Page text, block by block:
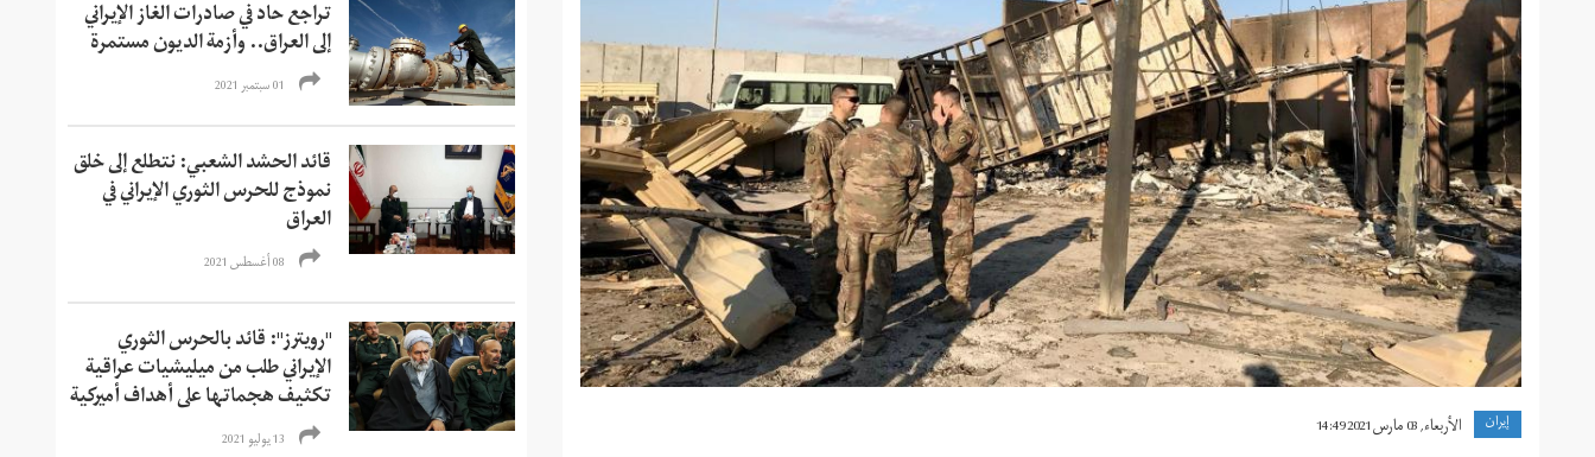
إيران الأربعاء, 03 مارس 2021 14:49
تراجع حاد في صادرات الغاز الإيراني
إلى العراق.. وأزمة الديون مستمرة
01 سبتمبر 2021
قائد الحشد الشعبي: نتطلع إلى خلق
نموذج للحرس الثوري الإيراني في
العراق
08 أغسطس 2021
"رويترز": قائد بالحرس الثوري
الإيراني طلب من ميليشيات عراقية
تكثيف هجماتها على أهداف أميركية
13 يوليو 2021